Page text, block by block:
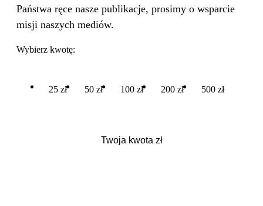
Państwa ręce nasze publikacje, prosimy o wsparcie
misji naszych mediów.
Wybierz kwotę:
25 zł 50 zł 100 zł 200 zł 500 zł